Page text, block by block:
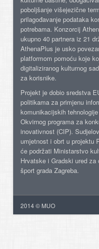
poboljšanje višejezične
prilagođavanje podataka
potrebama. Konzorcij
ukupno 40 partnera iz 21
AthenaPlus je usko
platformom pomoću koje
digitaliziranog kulturnog
za korisnike.
Projekt je dobio sredstva
politikama za primjenu
komunikacijskih
Okvirnog programa za
inovativnost (CIP).
umjetnost i obrt u projektu
će podržati Ministarstvo
Hrvatske i Gradski ured za
šport grada Zagreba.
2014 © MUO